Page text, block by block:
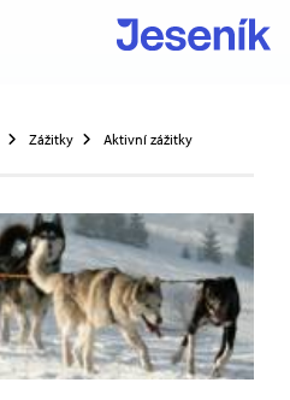
Zážitky
Aktivní zážitky